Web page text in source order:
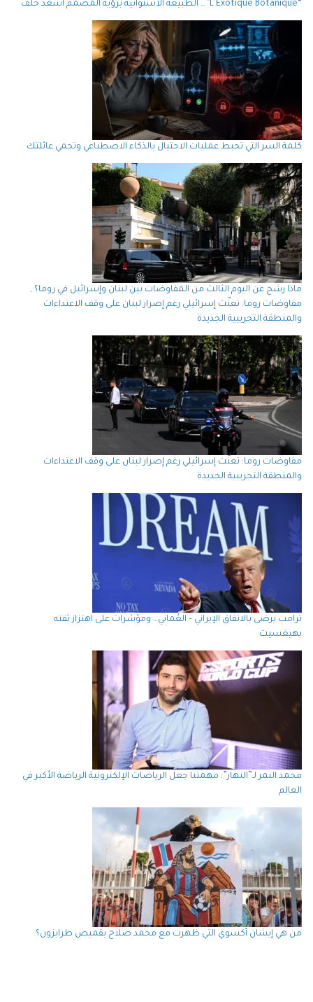
كلمة السر التي تحبط عمليات الاحتيال بالذكاء الاصطناعي وتحمي عائلتك
ماذا رشح عن اليوم الثالث من المفاوضات بين لبنان وإسرائيل في روما؟ ,
مفاوضات روما: تعنّت إسرائيلي رغم إصرار لبنان على وقف الاعتداءات
والمنطقة التجريبية الجديدة
مفاوضات روما: تعنّت إسرائيلي رغم إصرار لبنان على وقف الاعتداءات
والمنطقة التجريبية الجديدة
ترامب يرضى بالاتفاق الإيراني – العُماني… ومؤشرات على اهتزاز ثقته
بهيغسيث
محمد النمر لـ”النهار”: مهمتنا جعل الرياضات الإلكترونية الرياضة الأكبر في
العالم
من هي إيشان أكسوي التي ظهرت مع محمد صلاح بقميص طرابزون؟